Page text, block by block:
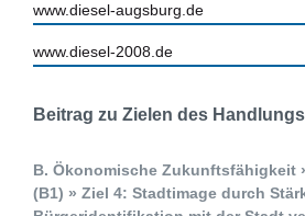
www.diesel-augsburg.de
www.diesel-2008.de
Beitrag zu Zielen des
B. Ökonomische Zukunftsfähigkeit
(B1) » Ziel 4: Stadtimage durch